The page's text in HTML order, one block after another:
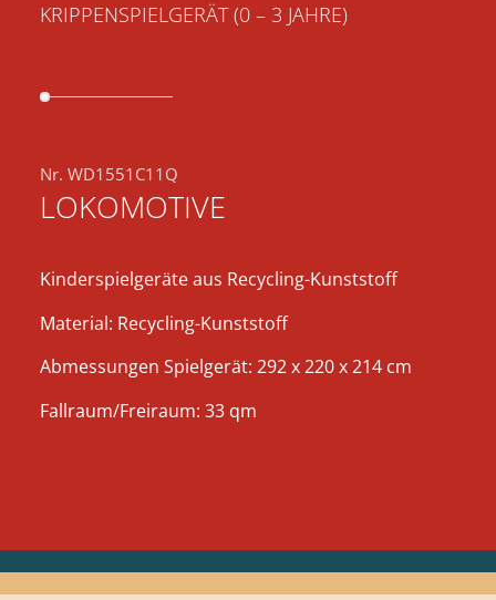
KRIPPENSPIELGERÄT (0 – 3 JAHRE)
Nr. WD1551C11Q
LOKOMOTIVE
Kinderspielgeräte aus Recycling-Kunststoff
Material: Recycling-Kunststoff
Abmessungen Spielgerät: 292 x 220 x 214 cm
Fallraum/Freiraum: 33 qm